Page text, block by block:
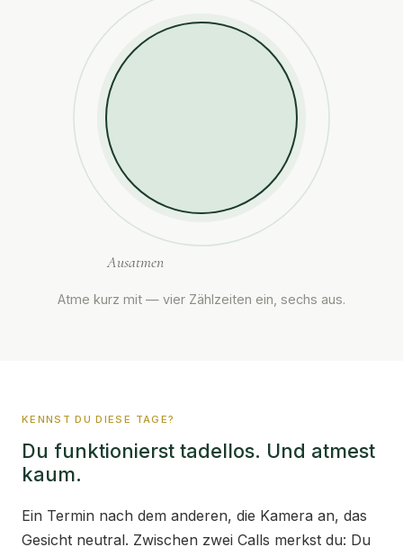
Ausatmen
Atme kurz mit — vier Zählzeiten ein, sechs aus.
KENNST DU DIESE TAGE?
Du funktionierst tadellos. Und atmest
kaum.
Ein Termin nach dem anderen, die Kamera an, das
Gesicht neutral. Zwischen zwei Calls merkst du: Du